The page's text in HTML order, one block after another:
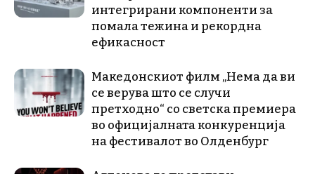
интегрирани компоненти за
помала тежина и рекордна
ефикасност
Македонскиот филм „Нема да ви
се верува што се случи
претходно“ со светска премиера
во официјалната конкуренција
на фестивалот во Олденбург